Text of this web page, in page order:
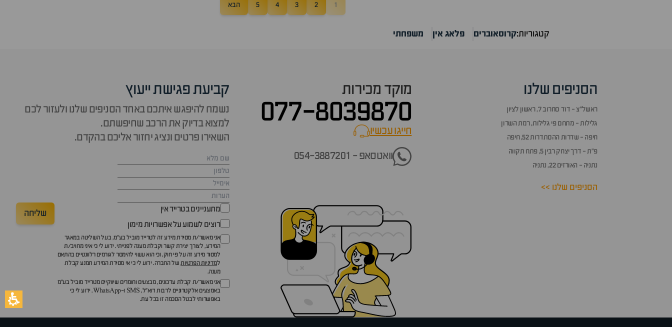
1
2
3
4
5 הבא
קטגוריות:קרוסאוברים פלאג אין משפחתי
הסניפים שלנו
ראשל״צ - דוד סחרוב 7, ראשון לציון
גלילות - מתחם פי גלילות, רמת השרון
חיפה - שדרות ההסתדרות 52, חיפה
פ״ת - דרך יצחק רבין 5, פתח תקווה
נתניה - האורזים 22, נתניה
הסניפים שלנו >>
מוקד מכירות
077-8039870
חייגו עכשיוcall now
וואטסאפ - 054-3887201
קביעת פגישת ייעוץ
נשמח להיפגש איתכם באחד הסניפים שלנו ולעזור לכם
למצוא בדיוק את הרכב שחיפשתם.
השאירו פרטים ונציג יחזור אליכם בהקדם.
מתעניינים בטרייד אין
רוצים לשמוע על אפשרויות מימון
אני מאשר/ת מסירת מידע זה לטרייד מוביל בע"מ, בעל השליטה במאגר
המידע, לצורך יצירת קשר וקבלת מענה לפנייתי. ידוע לי כי איני מחויב/ת
למסור מידע זה על פי חוק, וכי הוא עשוי להימסר לגורמים רלוונטיים בהתאם
למדיניות הפרטיותשל החברה. ידוע לי כי אי מסירת המידע תמנע קבלת
מענה.
אני מאשר/ת קבלת עדכונים, מבצעים וחומרים שיווקיים מטרייד מוביל בע"מ
באמצעים אלקטרוניים לרבות דוא״ל, SMS ו-WhatsApp. ידוע לי כי
באפשרותי לבטל הסכמה זו בכל עת.
שליחה